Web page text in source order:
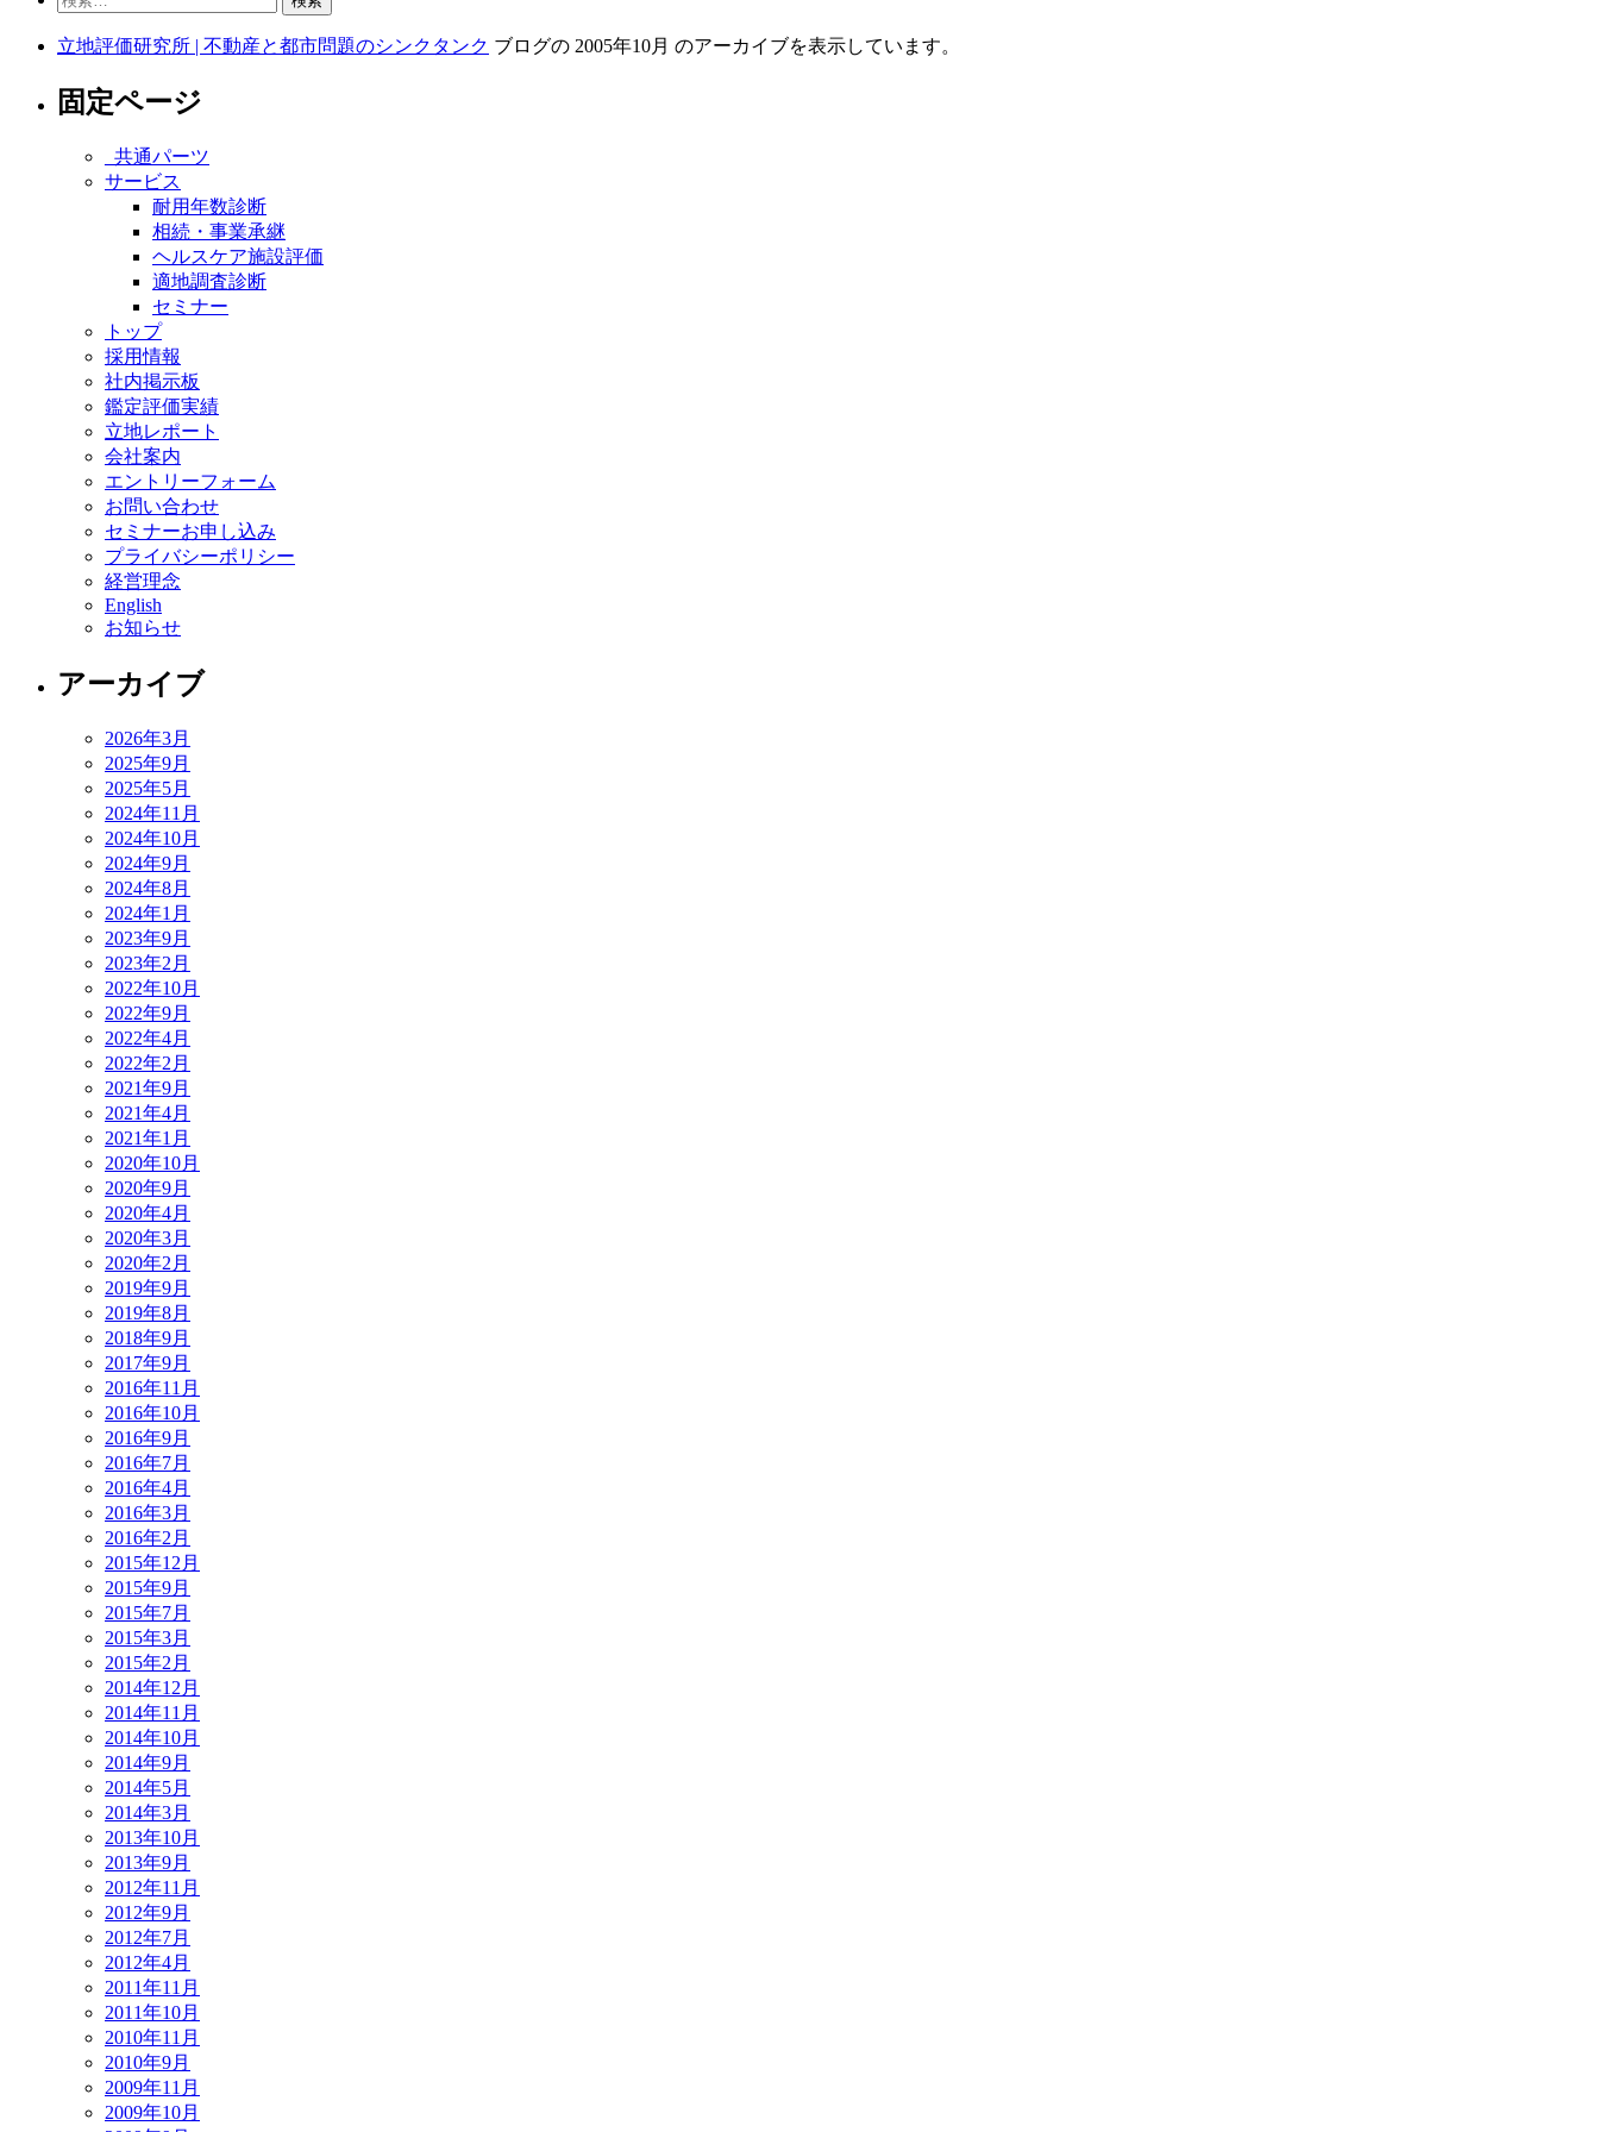
立地評価研究所 | 不動産と都市問題のシンクタンク ブログの 2005年10月 のアーカイブを表示しています。
固定ページ
_共通パーツ
サービス
耐用年数診断
相続・事業承継
ヘルスケア施設評価
適地調査診断
セミナー
トップ
採用情報
社内掲示板
鑑定評価実績
立地レポート
会社案内
エントリーフォーム
お問い合わせ
セミナーお申し込み
プライバシーポリシー
経営理念
English
お知らせ
アーカイブ
2026年3月
2025年9月
2025年5月
2024年11月
2024年10月
2024年9月
2024年8月
2024年1月
2023年9月
2023年2月
2022年10月
2022年9月
2022年4月
2022年2月
2021年9月
2021年4月
2021年1月
2020年10月
2020年9月
2020年4月
2020年3月
2020年2月
2019年9月
2019年8月
2018年9月
2017年9月
2016年11月
2016年10月
2016年9月
2016年7月
2016年4月
2016年3月
2016年2月
2015年12月
2015年9月
2015年7月
2015年3月
2015年2月
2014年12月
2014年11月
2014年10月
2014年9月
2014年5月
2014年3月
2013年10月
2013年9月
2012年11月
2012年9月
2012年7月
2012年4月
2011年11月
2011年10月
2010年11月
2010年9月
2009年11月
2009年10月